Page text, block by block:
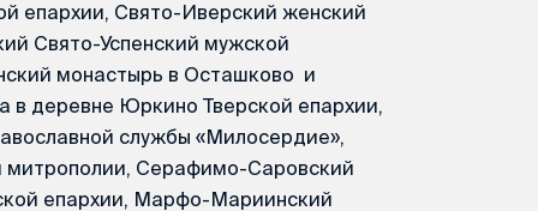
епархии, Свято-Иверский женский
Свято-Успенский мужской
монастырь в Осташково и
деревне Юркино Тверской епархии,
службы «Милосердие»,
митрополии, Серафимо-Саровский
епархии, Марфо-Мариинский